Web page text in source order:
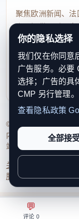
💬
评论 0
聚焦欧洲新闻、
点，提供及时、
速了解欧洲动态。
服务支持、版权
利通知
© 2026 新欧洲·欧洲
内容透明度、联系方
站点完整度。
关于我们
服务条款联系我们
你的隐私选择
我们仅在你同意
广告服务。必要
选择；广告的具
CMP 另行管理。
查看隐私政策
全部接
⌂
首页